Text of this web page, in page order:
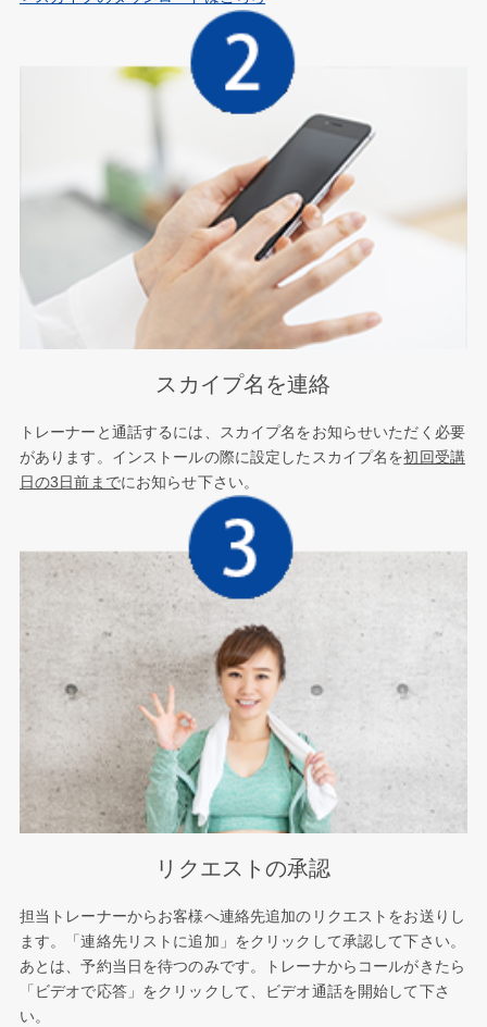
スカイプ名を連絡
トレーナーと通話するには、スカイプ名をお知らせいただく必要
があります。インストールの際に設定したスカイプ名を初回受講
日の3日前までにお知らせ下さい。
リクエストの承認
担当トレーナーからお客様へ連絡先追加のリクエストをお送りし
ます。「連絡先リストに追加」をクリックして承認して下さい。
あとは、予約当日を待つのみです。トレーナからコールがきたら
「ビデオで応答」をクリックして、ビデオ通話を開始して下さ
い。